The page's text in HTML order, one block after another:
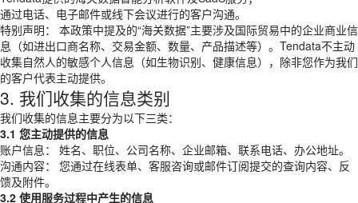
通过电话、电子邮件或线下会议进行的客户沟通。
特别声明： 本政策中提及的“海关数据”主要涉及国际贸易中的企业商业信
息（如进出口商名称、交易金额、数量、产品描述等）。Tendata不主动
收集自然人的敏感个人信息（如生物识别、健康信息），除非您作为我们
的客户代表主动提供。
3. 我们收集的信息类别
我们收集的信息主要分为以下三类：
3.1 您主动提供的信息
账户信息： 姓名、职位、公司名称、企业邮箱、联系电话、办公地址。
沟通内容： 您通过在线表单、客服咨询或邮件订阅提交的查询内容、反
馈及附件。
3.2 使用服务过程中产生的信息